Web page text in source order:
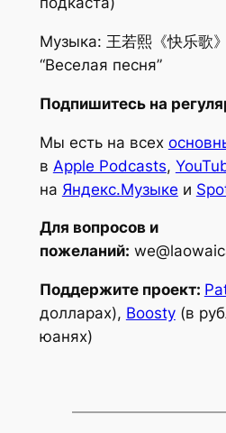
Музыка: 王若熙《快乐歌
“Веселая песня”
Подпишитесь на
Мы есть на всех
в Apple Podcasts,
на Яндекс.Музыке и
Для вопросов и
пожеланий:
Поддержите проект:
долларах), Boosty(в
юанях)